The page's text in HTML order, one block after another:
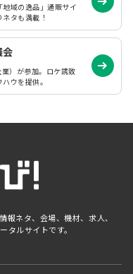
域の逸品」通販サイ
タも満載！
会
）が参加。ロケ誘致
ウを提供。
報ネタ、会場、機材、求人、
タルサイトです。